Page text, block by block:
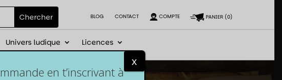
BLOG CONTACT COMPTE PANIER(0)
Univers ludique Licences
en t’inscrivant à
x